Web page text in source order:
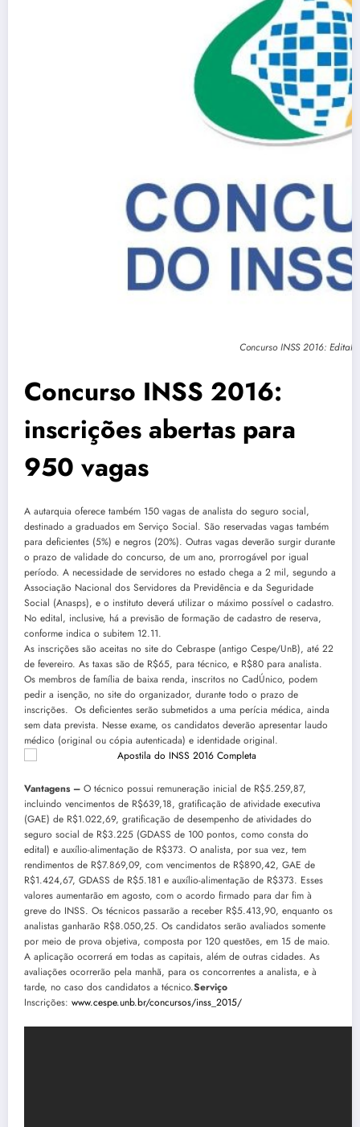
Concurso INSS 2016: Edital,
Concurso INSS 2016:
inscrições abertas para
950 vagas
A autarquia oferece também 150 vagas de analista do seguro social,
destinado a graduados em Serviço Social. São reservadas vagas também
para deficientes (5%) e negros (20%). Outras vagas deverão surgir durante
o prazo de validade do concurso, de um ano, prorrogável por igual
período. A necessidade de servidores no estado chega a 2 mil, segundo a
Associação Nacional dos Servidores da Previdência e da Seguridade
Social (Anasps), e o instituto deverá utilizar o máximo possível o cadastro.
No edital, inclusive, há a previsão de formação de cadastro de reserva,
conforme indica o subitem 12.11.
As inscrições são aceitas no site do Cebraspe (antigo Cespe/UnB), até 22
de fevereiro. As taxas são de R$65, para técnico, e R$80 para analista.
Os membros de família de baixa renda, inscritos no CadÚnico, podem
pedir a isenção, no site do organizador, durante todo o prazo de
inscrições. Os deficientes serão submetidos a uma perícia médica, ainda
sem data prevista. Nesse exame, os candidatos deverão apresentar laudo
médico (original ou cópia autenticada) e identidade original.
Vantagens – O técnico possui remuneração inicial de R$5.259,87,
incluindo vencimentos de R$639,18, gratificação de atividade executiva
(GAE) de R$1.022,69, gratificação de desempenho de atividades do
seguro social de R$3.225 (GDASS de 100 pontos, como consta do
edital) e auxílio-alimentação de R$373. O analista, por sua vez, tem
rendimentos de R$7.869,09, com vencimentos de R$890,42, GAE de
R$1.424,67, GDASS de R$5.181 e auxílio-alimentação de R$373. Esses
valores aumentarão em agosto, com o acordo firmado para dar fim à
greve do INSS. Os técnicos passarão a receber R$5.413,90, enquanto os
analistas ganharão R$8.050,25. Os candidatos serão avaliados somente
por meio de prova objetiva, composta por 120 questões, em 15 de maio.
A aplicação ocorrerá em todas as capitais, além de outras cidades. As
avaliações ocorrerão pela manhã, para os concorrentes a analista, e à
tarde, no caso dos candidatos a técnico.Serviço
Inscrições: www.cespe.unb.br/concursos/inss_2015/